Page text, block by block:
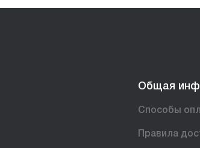
Общая
Способы
Правила